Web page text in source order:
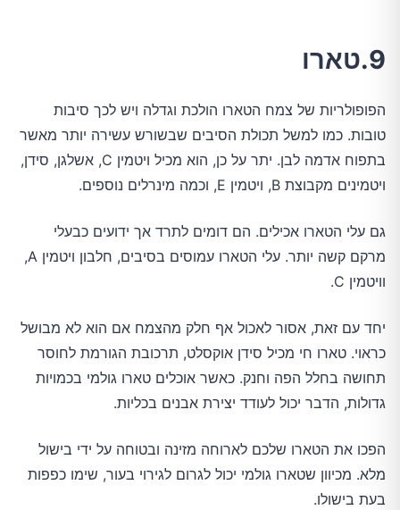
9.טארו
הפופולריות של צמח הטארו הולכת וגדלה ויש לכך סיבות
טובות. כמו למשל תכולת הסיבים שבשורש עשירה יותר מאשר
בתפוח אדמה לבן. יתר על כן, הוא מכיל ויטמין C, אשלגן, סידן,
ויטמינים מקבוצת B, ויטמין E, וכמה מינרלים נוספים.
גם עלי הטארו אכילים. הם דומים לתרד אך ידועים כבעלי
מרקם קשה יותר. עלי הטארו עמוסים בסיבים, חלבון ויטמין A,
וויטמין C.
יחד עם זאת, אסור לאכול אף חלק מהצמח אם הוא לא מבושל
כראוי. טארו חי מכיל סידן אוקסלט, תרכובת הגורמת לחוסר
תחושה בחלל הפה וחנק. כאשר אוכלים טארו גולמי בכמויות
גדולות, הדבר יכול לעודד יצירת אבנים בכליות.
הפכו את הטארו שלכם לארוחה מזינה ובטוחה על ידי בישול
מלא. מכיוון שטארו גולמי יכול לגרום לגירוי בעור, שימו כפפות
בעת בישולו.